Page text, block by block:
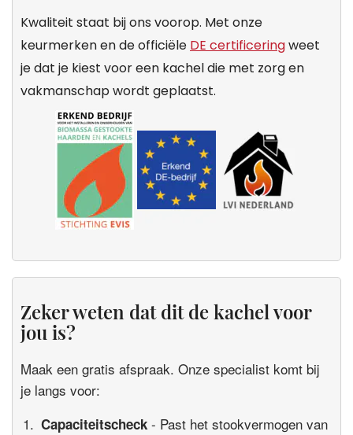
Kwaliteit staat bij ons voorop. Met onze
keurmerken en de officiële DE certificeringweet
je dat je kiest voor een kachel die met zorg en
vakmanschap wordt geplaatst.
Zeker weten dat dit de kachel voor
jou is?
Maak een gratis afspraak. Onze specialist komt bij
je langs voor:
Capaciteitscheck - Past het stookvermogen van